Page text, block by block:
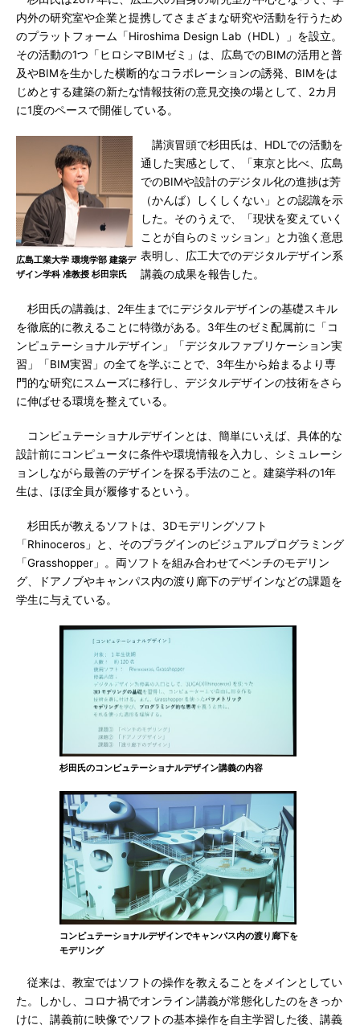
内外の研究室や企業と提携してさまざまな研究や活動を行うため
のプラットフォーム「Hiroshima Design Lab（HDL）」を設立。
その活動の1つ「ヒロシマBIMゼミ」は、広島でのBIMの活用と普
及やBIMを生かした横断的なコラボレーションの誘発、BIMをは
じめとする建築の新たな情報技術の意見交換の場として、2カ月
に1度のペースで開催している。
広島工業大学 環境学部 建築デ
ザイン学科 准教授 杉田宗氏
講演冒頭で杉田氏は、HDLでの活動を
通した実感として、「東京と比べ、広島
でのBIMや設計のデジタル化の進捗は芳
（かんば）しくしくない」との認識を示
した。そのうえで、「現状を変えていく
ことが自らのミッション」と力強く意思
表明し、広工大でのデジタルデザイン系
講義の成果を報告した。
杉田氏の講義は、2年生までにデジタルデザインの基礎スキル
を徹底的に教えることに特徴がある。3年生のゼミ配属前に「コ
ンピュテーショナルデザイン」「デジタルファブリケーション実
習」「BIM実習」の全てを学ぶことで、3年生から始まるより専
門的な研究にスムーズに移行し、デジタルデザインの技術をさら
に伸ばせる環境を整えている。
コンピュテーショナルデザインとは、簡単にいえば、具体的な
設計前にコンピュータに条件や環境情報を入力し、シミュレーシ
ョンしながら最善のデザインを探る手法のこと。建築学科の1年
生は、ほぼ全員が履修するという。
杉田氏が教えるソフトは、3Dモデリングソフト
「Rhinoceros」と、そのプラグインのビジュアルプログラミング
「Grasshopper」。両ソフトを組み合わせてベンチのモデリン
グ、ドアノブやキャンパス内の渡り廊下のデザインなどの課題を
学生に与えている。
杉田氏のコンピュテーショナルデザイン講義の内容
コンピュテーショナルデザインでキャンパス内の渡り廊下を
モデリング
従来は、教室ではソフトの操作を教えることをメインとしてい
た。しかし、コロナ禍でオンライン講義が常態化したのをきっか
けに、講義前に映像でソフトの基本操作を自主学習した後、講義